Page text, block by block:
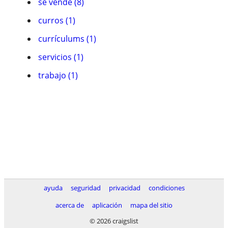
curros (1)
currículums (1)
servicios (1)
trabajo (1)
ayuda seguridad privacidad
condiciones
acerca de
aplicación
mapa del sitio
© 2026 craigslist